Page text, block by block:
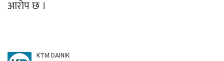
आरोप छ ।